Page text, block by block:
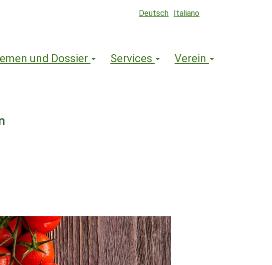
Deutsch Italiano
und Dossier Services Verein